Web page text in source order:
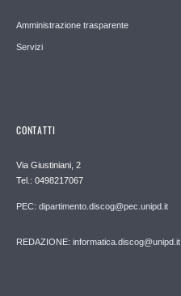
Amministrazione trasparente
Servizi
CONTATTI
Via Giustiniani, 2
Tel.: 0498217067
PEC: dipartimento.discog@pec.unipd.it
REDAZIONE: informatica.discog@unipd.it